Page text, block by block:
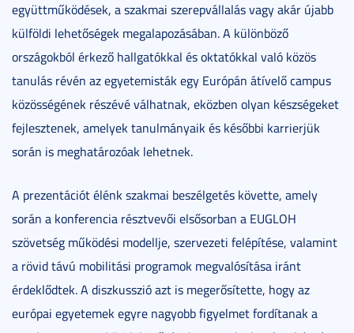
együttműködések, a szakmai szerepvállalás vagy akár újabb
külföldi lehetőségek megalapozásában. A különböző
országokból érkező hallgatókkal és oktatókkal való közös
tanulás révén az egyetemisták egy Európán átívelő campus
közösségének részévé válhatnak, eközben olyan készségeket
fejlesztenek, amelyek tanulmányaik és későbbi karrierjük
során is meghatározóak lehetnek.
A prezentációt élénk szakmai beszélgetés követte, amely
során a konferencia résztvevői elsősorban a EUGLOH
szövetség működési modellje, szervezeti felépítése, valamint
a rövid távú mobilitási programok megvalósítása iránt
érdeklődtek. A diszkusszió azt is megerősítette, hogy az
európai egyetemek egyre nagyobb figyelmet fordítanak a